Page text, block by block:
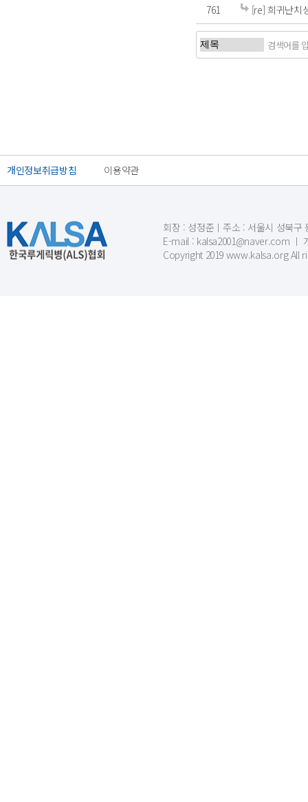
761
[re] 희귀난치
개인정보취급방침 이용약관
회장 : 성정준ㅣ주소 : 서울시 성북구
E-mail : kalsa2001@naver.com ㅣ
Copyright 2019 www.kalsa.org All